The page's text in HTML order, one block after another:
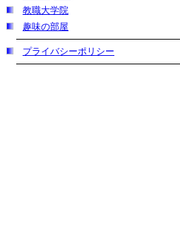
教職大学院
趣味の部屋
プライバシーポリシー